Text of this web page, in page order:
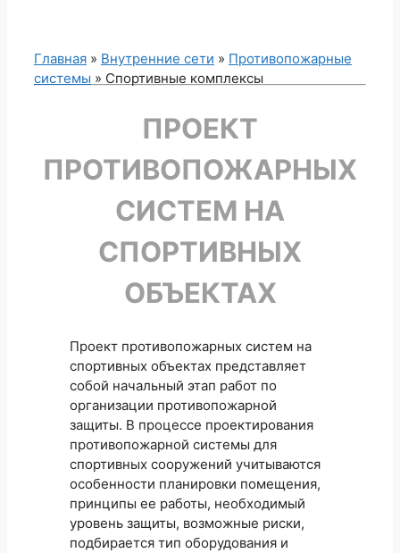
Главная » Внутренние сети » Противопожарные
системы » Спортивные комплексы
ПРОЕКТ
ПРОТИВОПОЖАРНЫХ
СИСТЕМ НА
СПОРТИВНЫХ
ОБЪЕКТАХ
Проект противопожарных систем на
спортивных объектах представляет
собой начальный этап работ по
организации противопожарной
защиты. В процессе проектирования
противопожарной системы для
спортивных сооружений учитываются
особенности планировки помещения,
принципы ее работы, необходимый
уровень защиты, возможные риски,
подбирается тип оборудования и